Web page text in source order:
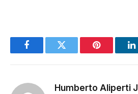
FacebookTwitter Pinterest
Humberto Aliperti